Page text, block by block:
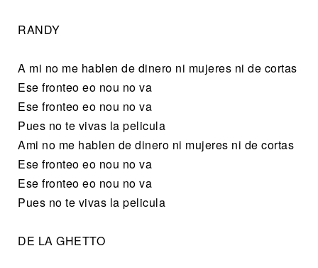
RANDY
A mi no me hablen de dinero ni mujeres ni de cortas
Ese fronteo eo nou no va
Ese fronteo eo nou no va
Pues no te vivas la pelicula
Ami no me hablen de dinero ni mujeres ni de cortas
Ese fronteo eo nou no va
Ese fronteo eo nou no va
Pues no te vivas la pelicula
DE LA GHETTO